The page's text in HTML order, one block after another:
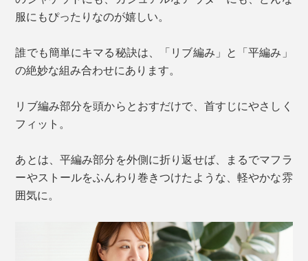
服にもぴったりなのが嬉しい。
誰でも簡単にキマる秘訣は、「リブ編み」と「平編み」
の絶妙な組み合わせにあります。
リブ編み部分を頭からとおすだけで、首すじにやさしく
フィット。
あとは、平編み部分を外側に折り返せば、まるでマフラ
ーやストールをふんわり巻きつけたような、軽やかな雰
囲気に。